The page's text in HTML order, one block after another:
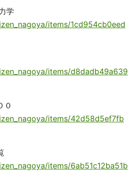
学
items/1cd954cb0eed
items/d8dadb49a639
０
items/42d58d5ef7fb
items/6ab51c12ba51b